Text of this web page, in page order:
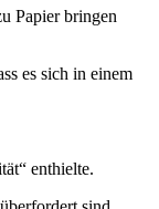
Papier bringen
es sich in einem
enthielte.